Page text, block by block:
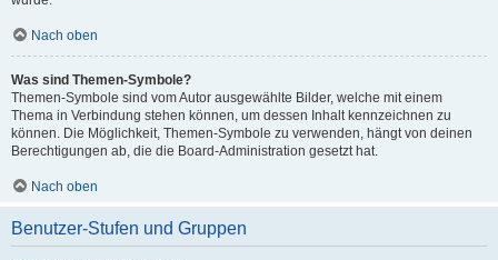
Nach oben
Was sind Themen-Symbole?
Themen-Symbole sind vom Autor ausgewählte Bilder, welche mit einem
Thema in Verbindung stehen können, um dessen Inhalt kennzeichnen zu
können. Die Möglichkeit, Themen-Symbole zu verwenden, hängt von deinen
Berechtigungen ab, die die Board-Administration gesetzt hat.
Nach oben
Benutzer-Stufen und Gruppen